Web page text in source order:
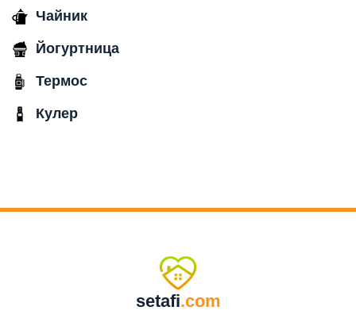
Чайник
Йогуртница
Термос
Кулер
setafi.com